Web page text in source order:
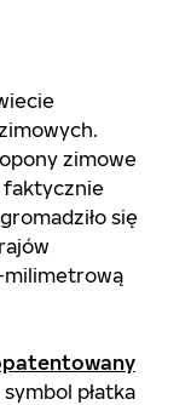
zimowe
faktycznie
się
milimetrową
płatka